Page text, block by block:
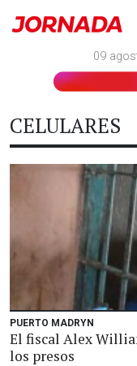
09
CELULARES
PUERTO MADRYN
El fiscal Alex
los presos